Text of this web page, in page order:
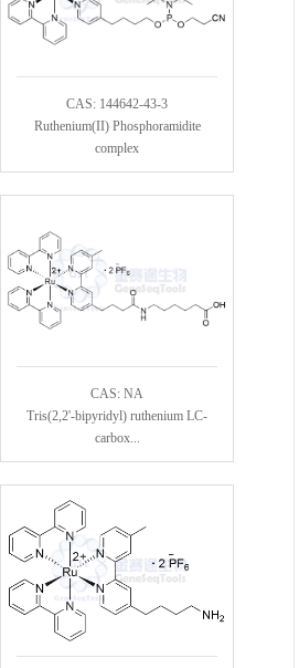
CAS: 144642-43-3
Ruthenium(II) Phosphoramidite
complex
CAS: NA
Tris(2,2'-bipyridyl) ruthenium LC-
carbox...